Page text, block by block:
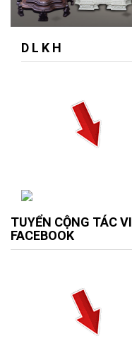
D L K H
TUYỂN CỘNG TÁC
FACEBOOK